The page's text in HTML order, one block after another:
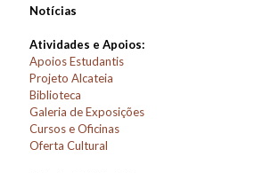
Notícias
Atividades e Apoios:
Apoios Estudantis
Projeto Alcateia
Biblioteca
Galeria de Exposições
Cursos e Oficinas
Oferta Cultural